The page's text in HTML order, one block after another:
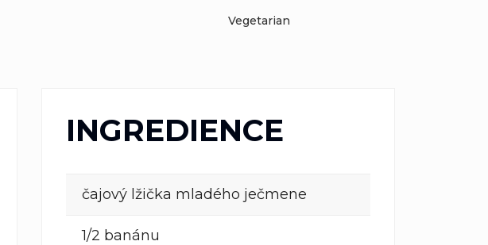
Vegetarian
INGREDIENCE
čajový lžička mladého ječmene
1/2 banánu